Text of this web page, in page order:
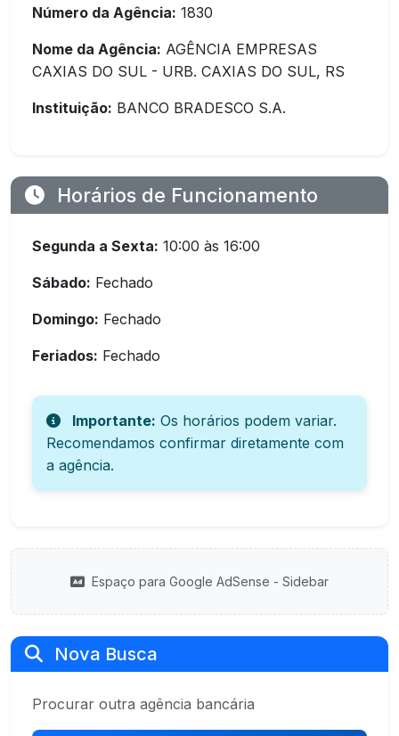
Número da Agência: 1830
Nome da Agência: AGÊNCIA EMPRESAS
CAXIAS DO SUL - URB. CAXIAS DO SUL, RS
Instituição: BANCO BRADESCO S.A.
Horários de Funcionamento
Segunda a Sexta: 10:00 às 16:00
Sábado: Fechado
Domingo: Fechado
Feriados: Fechado
Importante: Os horários podem variar.
Recomendamos confirmar diretamente com
a agência.
Espaço para Google AdSense - Sidebar
Nova Busca
Procurar outra agência bancária